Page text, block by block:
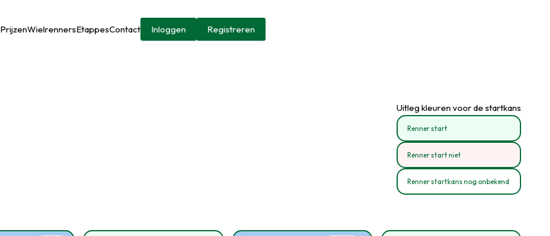
PrijzenWielrennersEtappesContact Inloggen Registreren
Uitleg kleuren voor de startkans
Renner start
Renner start niet
Renner startkans nog onbekend